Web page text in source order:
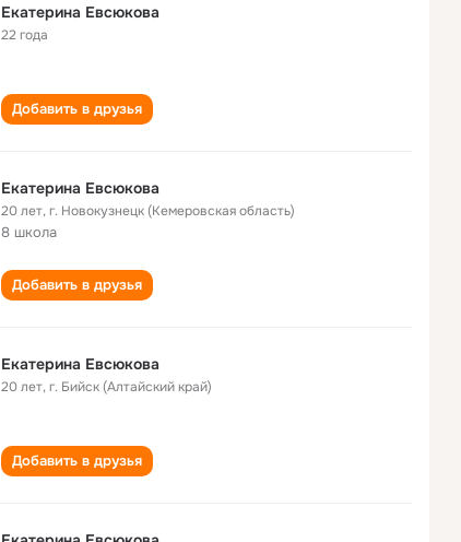
Екатерина Евсюкова
22 года
Добавить в друзья
Екатерина Евсюкова
20 лет,г. Новокузнецк (Кемеровская область)
8 школа
Добавить в друзья
Екатерина Евсюкова
20 лет,г. Бийск (Алтайский край)
Добавить в друзья